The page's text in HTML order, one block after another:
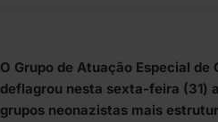
O Grupo de Atuação Especial
deflagrou nesta sexta-feira (31)
grupos neonazistas mais